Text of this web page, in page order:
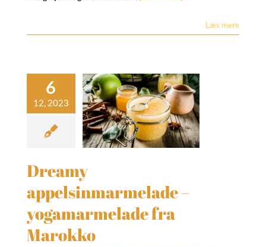
Læs mere
Dreamy
Marokko
Yogarejse
YogaretreatDreamy
appelsinmarmelade –
yogamarmelade fra
Marokko